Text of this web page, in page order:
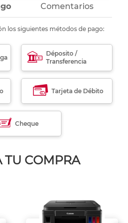
Comentarios
los siguientes métodos de pago:
Déposito /
Transferencia
Tarjeta de Débito
Cheque
TU COMPRA